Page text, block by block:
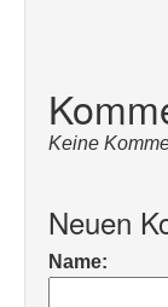
Keine
Neuen
Name: